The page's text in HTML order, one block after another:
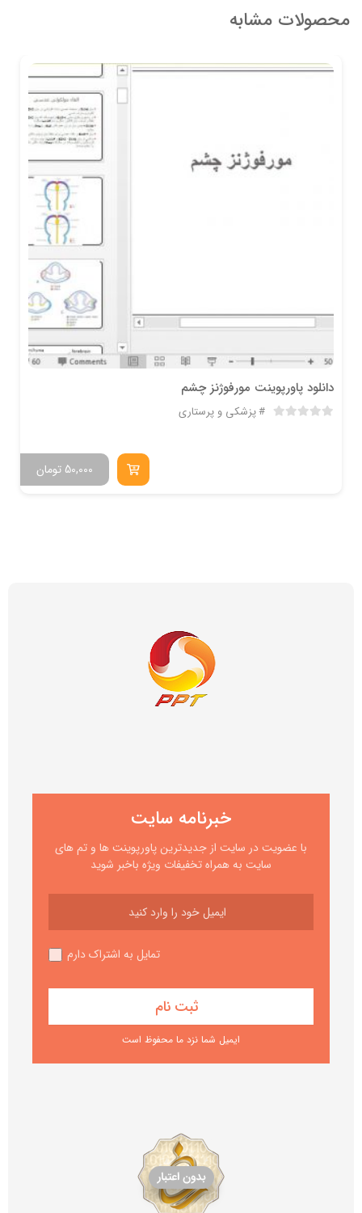
محصولات مشابه
دانلود پاورپوینت مورفوژنز چشم
پزشکی و پرستاری
تومان 50,000
خبرنامه سایت
با عضویت در سایت از جدیدترین پاورپوینت ها و تم های
سایت به همراه تخفیفات ویژه باخبر شوید
تمایل به اشتراک دارم
ایمیل شما نزد ما محفوظ است